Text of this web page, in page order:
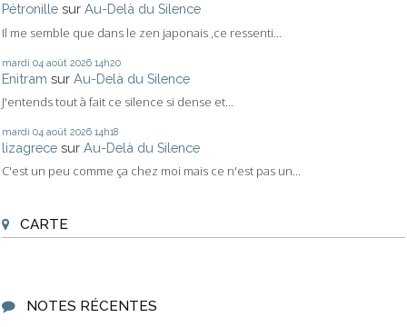
Pétronille sur Au-Delà du Silence
Il me semble que dans le zen japonais ,ce ressenti...
mardi 04 août 2026 14h20
Enitram sur Au-Delà du Silence
J'entends tout à fait ce silence si dense et...
mardi 04 août 2026 14h18
lizagrece sur Au-Delà du Silence
C'est un peu comme ça chez moi mais ce n'est pas un...
CARTE
NOTES RÉCENTES